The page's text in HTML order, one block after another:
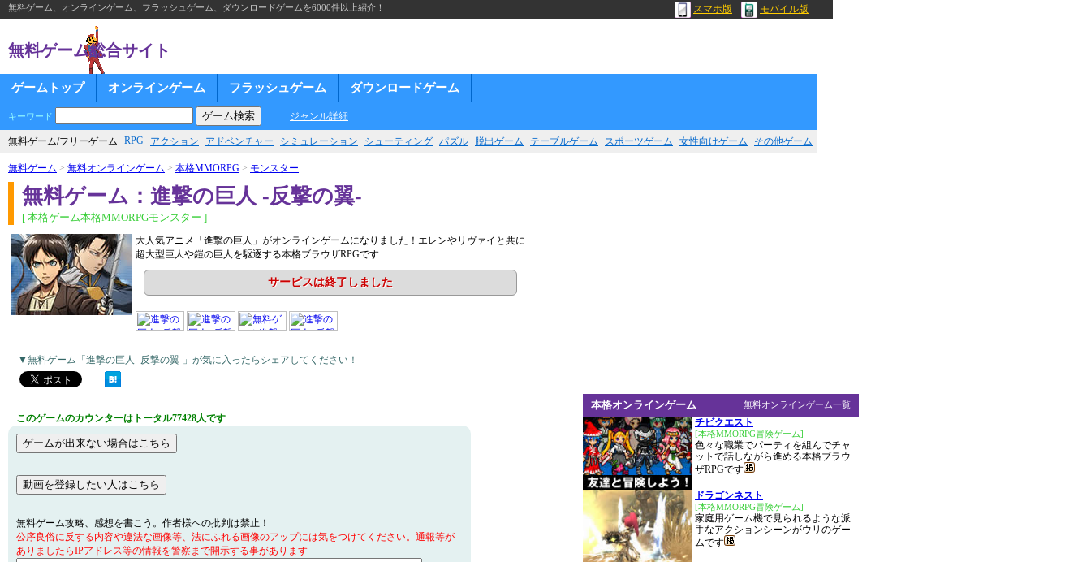
無料ゲーム、オンラインゲーム、フラッシュゲーム、ダウンロードゲームを6000件以上紹介！ スマホ版 モバイル版
無料ゲーム総合サイト
ゲームトップ オンラインゲーム フラッシュゲーム ダウンロードゲーム
キーワード ジャンル詳細
無料ゲーム/フリーゲーム RPG アクション アドベンチャー シミュレーション シューティング パズル 脱出ゲーム テーブルゲーム スポーツゲーム 女性向けゲーム その他ゲーム
無料ゲーム > 無料オンラインゲーム > 本格MMORPG > モンスター
無料ゲーム：進撃の巨人 -反撃の翼-
[ 本格ゲーム本格MMORPGモンスター ]
大人気アニメ「進撃の巨人」がオンラインゲームになりました！エレンやリヴァイと共に
超大型巨人や鎧の巨人を駆逐する本格ブラウザRPGです
サービスは終了しました
▼無料ゲーム「進撃の巨人 -反撃の翼-」が気に入ったらシェアしてください！
このゲームのカウンターはトータル77428人です
無料ゲーム攻略、感想を書こう。作者様への批判は禁止！
公序良俗に反する内容や違法な画像等、法にふれる画像のアップには気をつけてください。通報等が
ありましたらIPアドレス等の情報を警察まで開示する事があります
無料オンラインゲーム一覧
本格オンラインゲーム
チビクエスト
[本格MMORPG冒険ゲーム]
色々な職業でパーティを組んでチャ
ットで話しながら進める本格ブラウ
ザRPGです
ドラゴンネスト
[本格MMORPG冒険ゲーム]
家庭用ゲーム機で見られるような派
手なアクションシーンがウリのゲー
ムです